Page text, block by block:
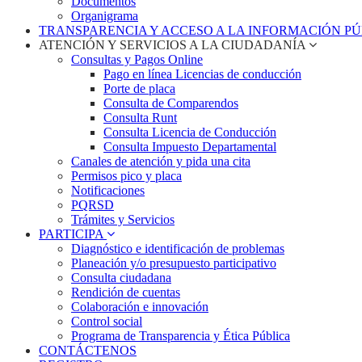
Organigrama
TRANSPARENCIA Y ACCESO A LA INFORMACIÓN
ATENCIÓN Y SERVICIOS A LA CIUDADANÍA
Consultas y Pagos Online
Pago en línea Licencias de conducción
Porte de placa
Consulta de Comparendos
Consulta Runt
Consulta Licencia de Conducción
Consulta Impuesto Departamental
Canales de atención y pida una cita
Permisos pico y placa
Notificaciones
PQRSD
Trámites y Servicios
PARTICIPA
Diagnóstico e identificación de problemas
Planeación y/o presupuesto participativo​
Consulta ciudadana
Rendición de cuentas
Colaboración e innovación
Control social
Programa de Transparencia y Ética Pública
CONTÁCTENOS